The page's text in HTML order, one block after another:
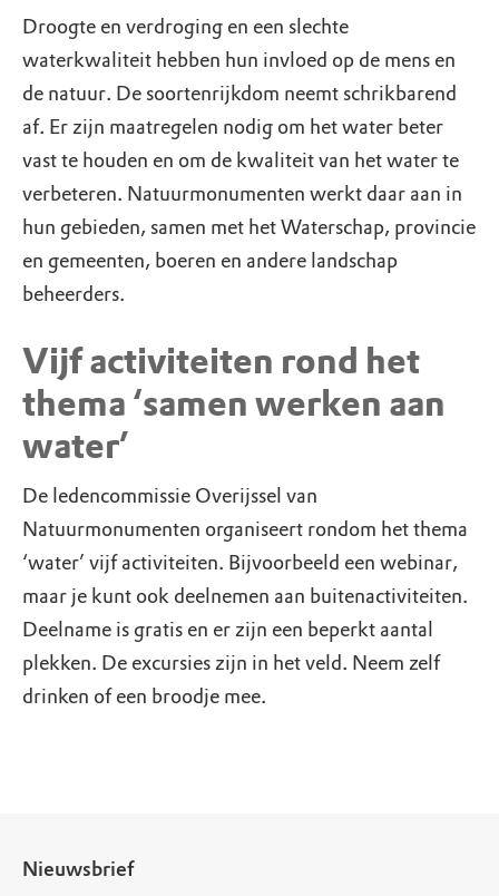
Droogte en verdroging en een slechte
waterkwaliteit hebben hun invloed op de mens en
de natuur. De soortenrijkdom neemt schrikbarend
af. Er zijn maatregelen nodig om het water beter
vast te houden en om de kwaliteit van het water te
verbeteren. Natuurmonumenten werkt daar aan in
hun gebieden, samen met het Waterschap, provincie
en gemeenten, boeren en andere landschap
beheerders.
Vijf activiteiten rond het
thema ‘samen werken aan
water’
De ledencommissie Overijssel van
Natuurmonumenten organiseert rondom het thema
‘water’ vijf activiteiten. Bijvoorbeeld een webinar,
maar je kunt ook deelnemen aan buitenactiviteiten.
Deelname is gratis en er zijn een beperkt aantal
plekken. De excursies zijn in het veld. Neem zelf
drinken of een broodje mee.
Nieuwsbrief